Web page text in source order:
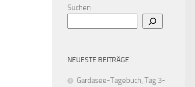
Suchen
NEUESTE BEITRÄGE
Gardasee-Tagebuch, Tag 3-